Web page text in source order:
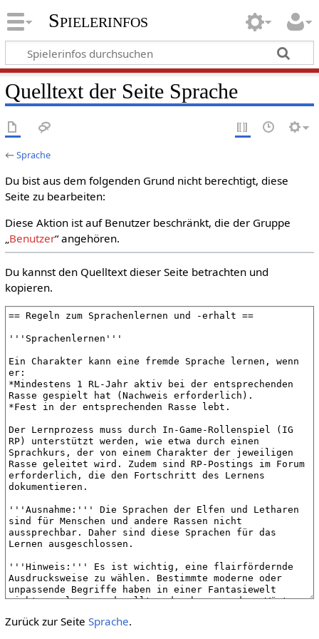
Spielerinfos
Quelltext der Seite Sprache
←Sprache
Du bist aus dem folgenden Grund nicht berechtigt, diese
Seite zu bearbeiten:
Diese Aktion ist auf Benutzer beschränkt, die der Gruppe
„Benutzer“ angehören.
Du kannst den Quelltext dieser Seite betrachten und
kopieren.
Zurück zur Seite Sprache.